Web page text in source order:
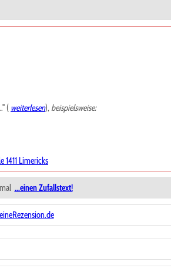
( weiterlesen),beispielsweise:
1411 Limericks
...einen Zufallstext!